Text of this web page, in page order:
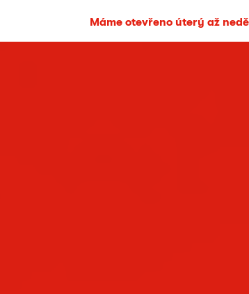
Máme otevřeno úterý až